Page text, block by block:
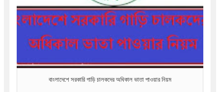
বাংলাদেশে সরকারি গাড়ি চালকদের অধিকাল ভাতা পাওয়ার নিয়ম